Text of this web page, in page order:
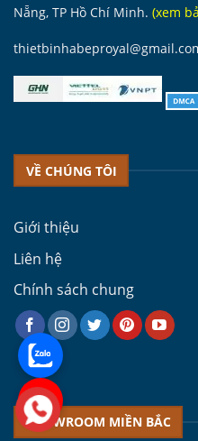
Nẵng, TP Hồ Chí Minh. (xem
VỀ CHÚNG TÔI
Giới thiệu
Liên hệ
Chính sách chung
SHOWROOM MIỀN BẮC